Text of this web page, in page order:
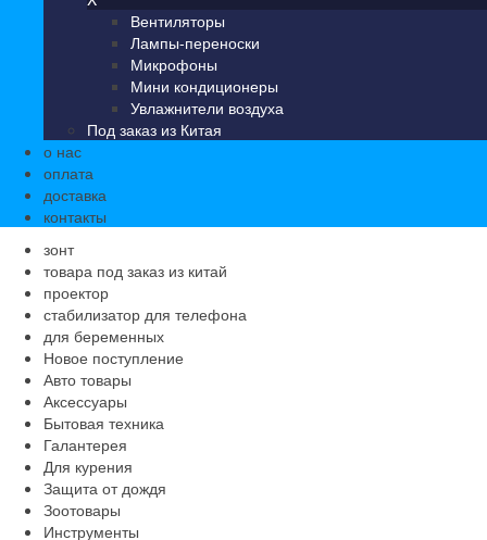
Вентиляторы
Лампы-переноски
Микрофоны
Мини кондиционеры
Увлажнители воздуха
Под заказ из Китая
о нас
оплата
доставка
контакты
зонт
товара под заказ из китай
проектор
стабилизатор для телефона
для беременных
Новое поступление
Авто товары
Аксессуары
Бытовая техника
Галантерея
Для курения
Защита от дождя
Зоотовары
Инструменты